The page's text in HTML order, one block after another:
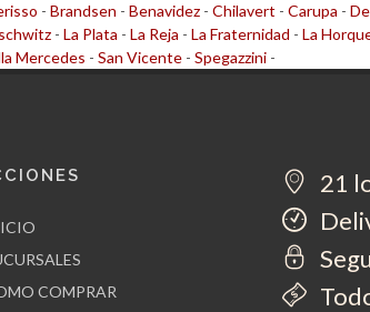
- Brandsen - Benavidez - Chilavert - Carupa -
- La Plata - La Reja - La Fraternidad - La
Mercedes - San Vicente - Spegazzini -
COMPRAR
21